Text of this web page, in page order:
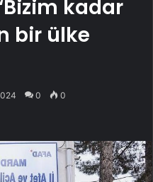
kadar
bir ülke
0 0